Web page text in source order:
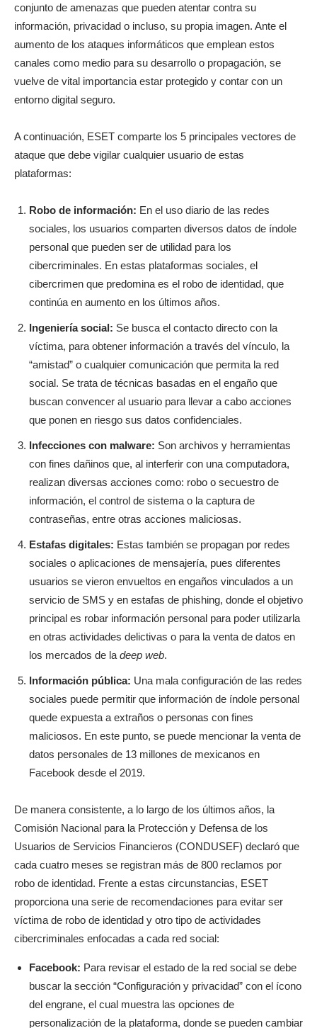
conjunto de amenazas que pueden atentar contra su
información, privacidad o incluso, su propia imagen. Ante el
aumento de los ataques informáticos que emplean estos
canales como medio para su desarrollo o propagación, se
vuelve de vital importancia estar protegido y contar con un
entorno digital seguro.
A continuación, ESET comparte los 5 principales vectores de
ataque que debe vigilar cualquier usuario de estas
plataformas:
Robo de información: En el uso diario de las redes
sociales, los usuarios comparten diversos datos de índole
personal que pueden ser de utilidad para los
cibercriminales. En estas plataformas sociales, el
cibercrimen que predomina es el robo de identidad, que
continúa en aumento en los últimos años.
Ingeniería social: Se busca el contacto directo con la
víctima, para obtener información a través del vínculo, la
“amistad” o cualquier comunicación que permita la red
social. Se trata de técnicas basadas en el engaño que
buscan convencer al usuario para llevar a cabo acciones
que ponen en riesgo sus datos confidenciales.
Infecciones con malware: Son archivos y herramientas
con fines dañinos que, al interferir con una computadora,
realizan diversas acciones como: robo o secuestro de
información, el control de sistema o la captura de
contraseñas, entre otras acciones maliciosas.
Estafas digitales: Estas también se propagan por redes
sociales o aplicaciones de mensajería, pues diferentes
usuarios se vieron envueltos en engaños vinculados a un
servicio de SMS y en estafas de phishing, donde el objetivo
principal es robar información personal para poder utilizarla
en otras actividades delictivas o para la venta de datos en
los mercados de la deep web.
Información pública: Una mala configuración de las redes
sociales puede permitir que información de índole personal
quede expuesta a extraños o personas con fines
maliciosos. En este punto, se puede mencionar la venta de
datos personales de 13 millones de mexicanos en
Facebook desde el 2019.
De manera consistente, a lo largo de los últimos años, la
Comisión Nacional para la Protección y Defensa de los
Usuarios de Servicios Financieros (CONDUSEF) declaró que
cada cuatro meses se registran más de 800 reclamos por
robo de identidad. Frente a estas circunstancias, ESET
proporciona una serie de recomendaciones para evitar ser
víctima de robo de identidad y otro tipo de actividades
cibercriminales enfocadas a cada red social:
Facebook: Para revisar el estado de la red social se debe
buscar la sección “Configuración y privacidad” con el ícono
del engrane, el cual muestra las opciones de
personalización de la plataforma, donde se pueden cambiar